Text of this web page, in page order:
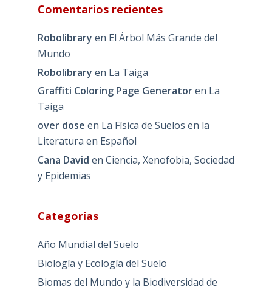
Comentarios recientes
Robolibrary en El Árbol Más Grande del
Mundo
Robolibrary en La Taiga
Graffiti Coloring Page Generatoren La
Taiga
over dose en La Física de Suelos en la
Literatura en Español
Cana David en Ciencia, Xenofobia, Sociedad
y Epidemias
Categorías
Año Mundial del Suelo
Biología y Ecología del Suelo
Biomas del Mundo y la Biodiversidad de